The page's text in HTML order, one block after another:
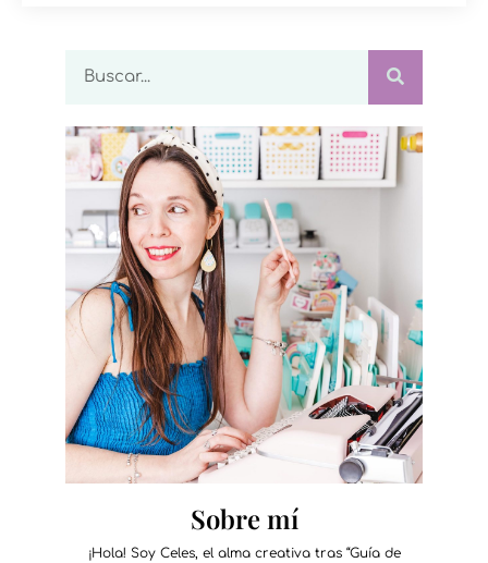
Sobre mí
¡Hola! Soy Celes, el alma creativa tras “Guía de